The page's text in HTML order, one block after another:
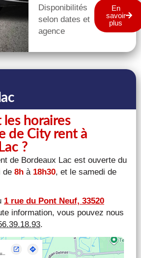
Disponibilités
selon dates et
agence
En
savoir
plus
horaires
de City rent à
?
de Bordeaux Lac est ouverte du
de 8h à 18h30, et le samedi de
1 rue du Pont Neuf, 33520
information, vous pouvez nous
.